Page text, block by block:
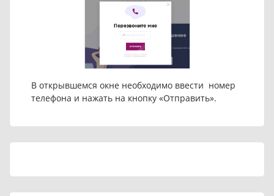
В открывшемся окне необходимо ввести номер
телефона и нажать на кнопку «Отправить».